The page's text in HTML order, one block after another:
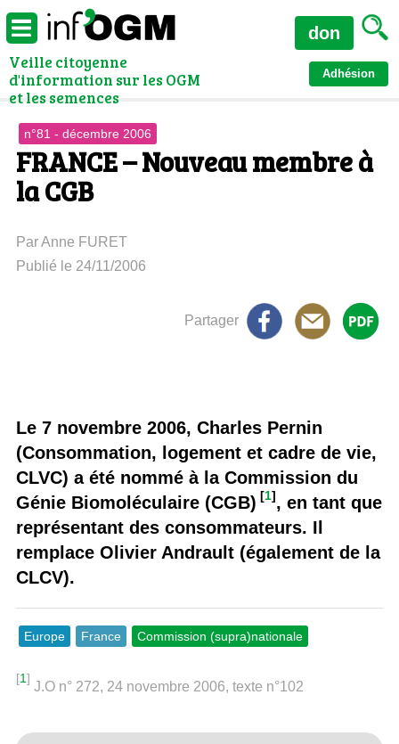
Veille citoyenne
d'information sur les OGM
et les semences
Adhésion
don
n°81 - décembre 2006
FRANCE – Nouveau membre à
la CGB
Par Anne FURET
Publié le 24/11/2006
Partager
Le 7 novembre 2006, Charles Pernin
(Consommation, logement et cadre de vie,
CLVC) a été nommé à la Commission du
Génie Biomoléculaire (CGB) [1], en tant que
représentant des consommateurs. Il
remplace Olivier Andrault (également de la
CLCV).
Europe France Commission (supra)nationale
[1]
J.O n° 272, 24 novembre 2006, texte n°102